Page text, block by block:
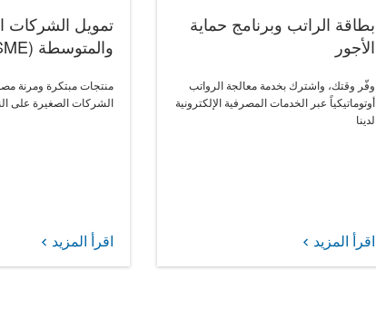
بطاقة الراتب وبرنامج حماية
الأجور
وفّر وقتك، واشترك بخدمة معالجة الرواتب
أوتوماتيكياً عبر الخدمات المصرفية الإلكترونية
لدينا
اقرأ المزيد
تمويل الشركات
والمتوسطة (SME)
منتجات مبتكرة ومرنة
الشركات الصغيرة على
اقرأ المزيد